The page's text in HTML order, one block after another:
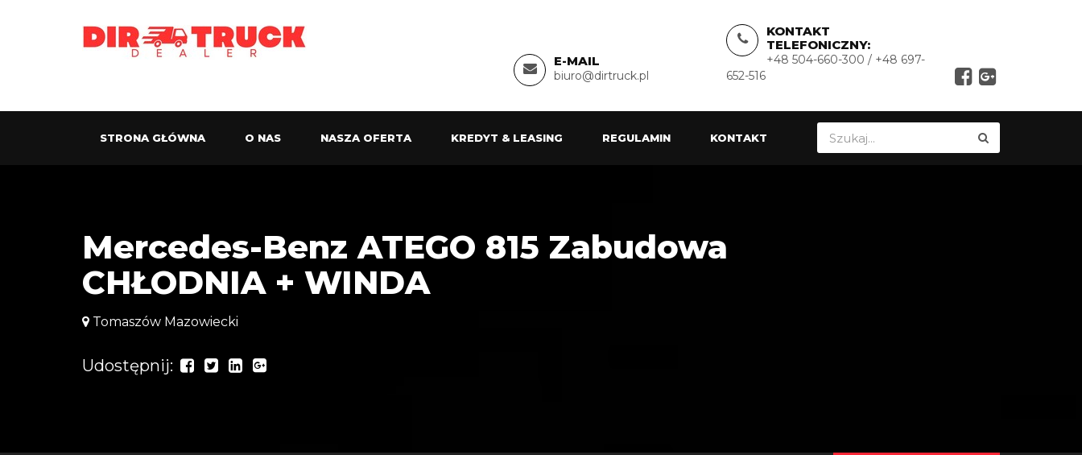
E-MAIL
biuro@dirtruck.pl
KONTAKT
TELEFONICZNY:
+48 504-660-300 / +48 697-
652-516
STRONA GŁÓWNA O NAS NASZA OFERTA KREDYT & LEASING REGULAMIN KONTAKT
Mercedes-Benz ATEGO 815 Zabudowa
CHŁODNIA + WINDA
Tomaszów Mazowiecki
Udostępnij: